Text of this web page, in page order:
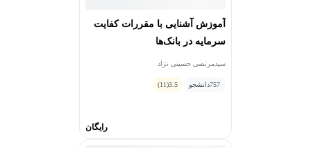
آموزش آشنایی با مقررات کفایت
سرمایه در بانک‌ها
سیدمرتضی حسینی نژاد
757دانشجو 3.5
(11)
رایگان